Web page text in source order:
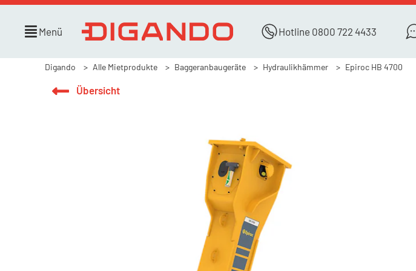
Menü Hotline 0800 722 4433
Digando Alle Mietprodukte Baggeranbaugeräte Hydraulikhämmer Epiroc HB 4700
Übersicht